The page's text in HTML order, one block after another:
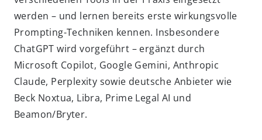
werden – und lernen bereits erste wirkungsvolle
Prompting-Techniken kennen. Insbesondere
ChatGPT wird vorgeführt – ergänzt durch
Microsoft Copilot, Google Gemini, Anthropic
Claude, Perplexity sowie deutsche Anbieter wie
Beck Noxtua, Libra, Prime Legal AI und
Beamon/Bryter.